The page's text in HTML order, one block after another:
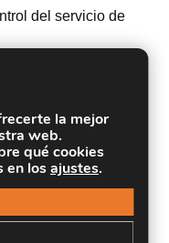
del servicio de
los productos
acabo las tareas
la calidad en el
la mejor
web.
qué cookies
en losajustes.